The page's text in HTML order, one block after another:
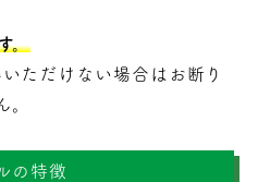
。
ただけない場合はお断り
。
の特徴